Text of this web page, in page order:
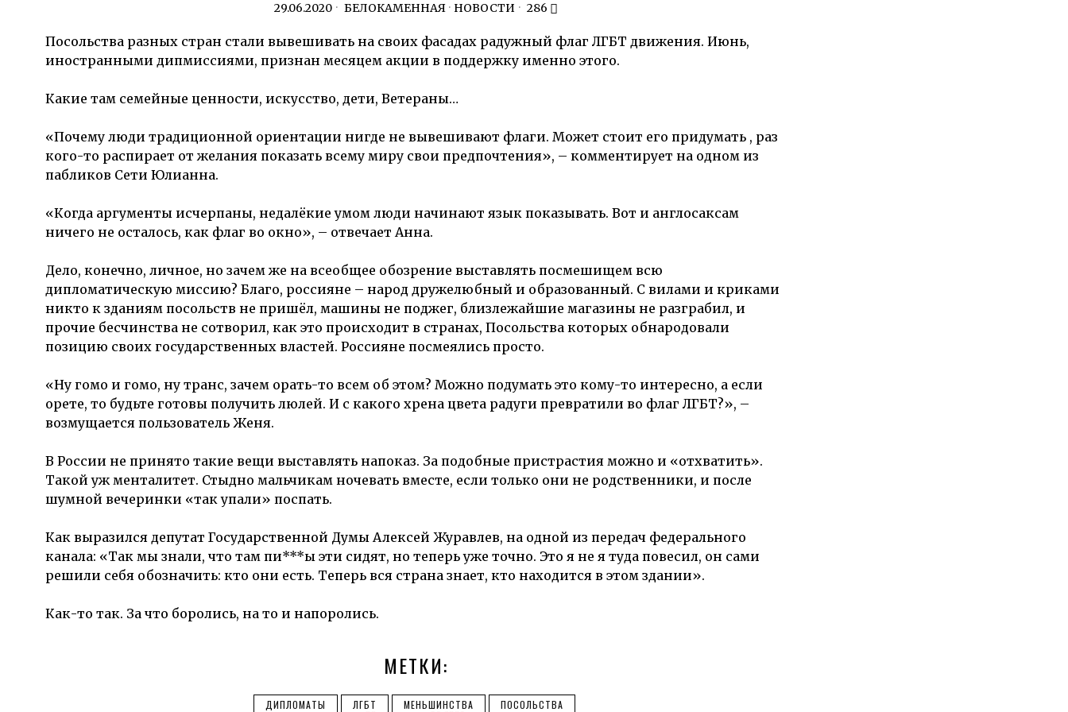
29.06.2020 БЕЛОКАМЕННАЯ · НОВОСТИ 286
Посольства разных стран стали вывешивать на своих фасадах радужный флаг ЛГБТ движения. Июнь,
иностранными дипмиссиями, признан месяцем акции в поддержку именно этого.
Какие там семейные ценности, искусство, дети, Ветераны…
«Почему люди традиционной ориентации нигде не вывешивают флаги. Может стоит его придумать , раз
кого-то распирает от желания показать всему миру свои предпочтения», – комментирует на одном из
пабликов Сети Юлианна.
«Когда аргументы исчерпаны, недалёкие умом люди начинают язык показывать. Вот и англосаксам
ничего не осталось, как флаг во окно», – отвечает Анна.
Дело, конечно, личное, но зачем же на всеобщее обозрение выставлять посмешищем всю
дипломатическую миссию? Благо, россияне – народ дружелюбный и образованный. С вилами и криками
никто к зданиям посольств не пришёл, машины не поджег, близлежайшие магазины не разграбил, и
прочие бесчинства не сотворил, как это происходит в странах, Посольства которых обнародовали
позицию своих государственных властей. Россияне посмеялись просто.
«Ну гомо и гомо, ну транс, зачем орать-то всем об этом? Можно подумать это кому-то интересно, а если
орете, то будьте готовы получить люлей. И с какого хрена цвета радуги превратили во флаг ЛГБТ?», –
возмущается пользователь Женя.
В России не принято такие вещи выставлять напоказ. За подобные пристрастия можно и «отхватить».
Такой уж менталитет. Стыдно мальчикам ночевать вместе, если только они не родственники, и после
шумной вечеринки «так упали» поспать.
Как выразился депутат Государственной Думы Алексей Журавлев, на одной из передач федерального
канала: «Так мы знали, что там пи***ы эти сидят, но теперь уже точно. Это я не я туда повесил, он сами
решили себя обозначить: кто они есть. Теперь вся страна знает, кто находится в этом здании».
Как-то так. За что боролись, на то и напоролись.
МЕТКИ:
ДИПЛОМАТЫ ЛГБТ МЕНЬШИНСТВА ПОСОЛЬСТВА